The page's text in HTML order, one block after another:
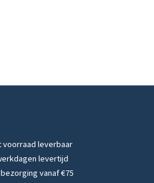
voorraad leverbaar
levertijd
vanaf €75